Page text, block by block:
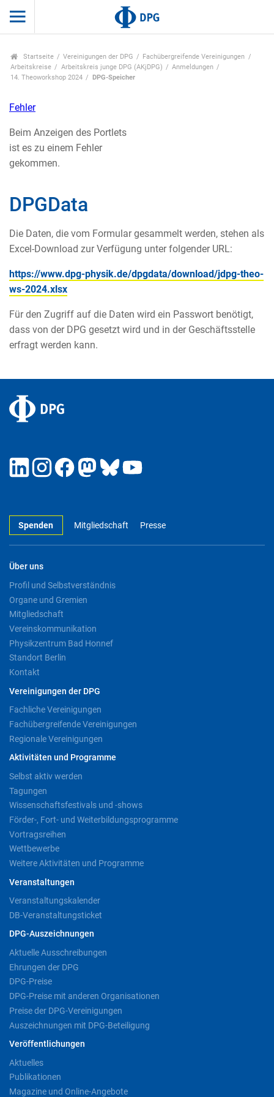
Startseite Vereinigungen der DPG
Fachübergreifende Vereinigungen
Arbeitskreise
Arbeitskreis junge DPG (AKjDPG)
Anmeldungen
14. Theoworkshop 2024
DPG-Speicher
Fehler
Beim Anzeigen des Portlets
ist es zu einem Fehler
gekommen.
DPGData
Die Daten, die vom Formular gesammelt werden, stehen als
Excel-Download zur Verfügung unter folgender URL:
https://www.dpg-physik.de/dpgdata/download/jdpg-theo-
ws-2024.xlsx
Für den Zugriff auf die Daten wird ein Passwort benötigt,
dass von der DPG gesetzt wird und in der Geschäftsstelle
erfragt werden kann.
Spenden Mitgliedschaft Presse
Über uns
Profil und Selbstverständnis
Organe und Gremien
Mitgliedschaft
Vereinskommunikation
Physikzentrum Bad Honnef
Standort Berlin
Kontakt
Vereinigungen der DPG
Fachliche Vereinigungen
Fachübergreifende Vereinigungen
Regionale Vereinigungen
Aktivitäten und Programme
Selbst aktiv werden
Tagungen
Wissenschaftsfestivals und -shows
Förder-, Fort- und Weiterbildungsprogramme
Vortragsreihen
Wettbewerbe
Weitere Aktivitäten und Programme
Veranstaltungen
Veranstaltungskalender
DB-Veranstaltungsticket
DPG-Auszeichnungen
Aktuelle Ausschreibungen
Ehrungen der DPG
DPG-Preise
DPG-Preise mit anderen Organisationen
Preise der DPG-Vereinigungen
Auszeichnungen mit DPG-Beteiligung
Veröffentlichungen
Aktuelles
Publikationen
Magazine und Online-Angebote